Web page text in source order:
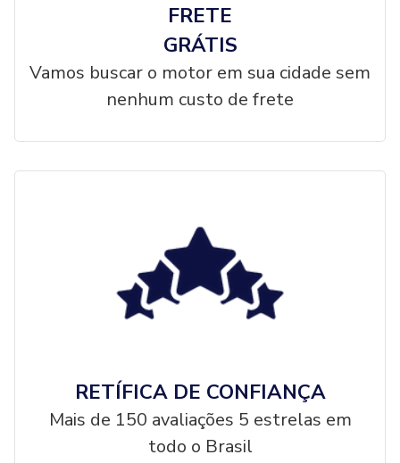
FRETE
GRÁTIS
Vamos buscar o motor em sua cidade sem
nenhum custo de frete
RETÍFICA DE CONFIANÇA
Mais de 150 avaliações 5 estrelas em
todo o Brasil